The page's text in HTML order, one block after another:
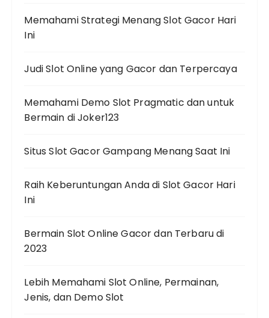
Memahami Strategi Menang Slot Gacor Hari
Ini
Judi Slot Online yang Gacor dan Terpercaya
Memahami Demo Slot Pragmatic dan untuk
Bermain di Joker123
Situs Slot Gacor Gampang Menang Saat Ini
Raih Keberuntungan Anda di Slot Gacor Hari
Ini
Bermain Slot Online Gacor dan Terbaru di
2023
Lebih Memahami Slot Online, Permainan,
Jenis, dan Demo Slot